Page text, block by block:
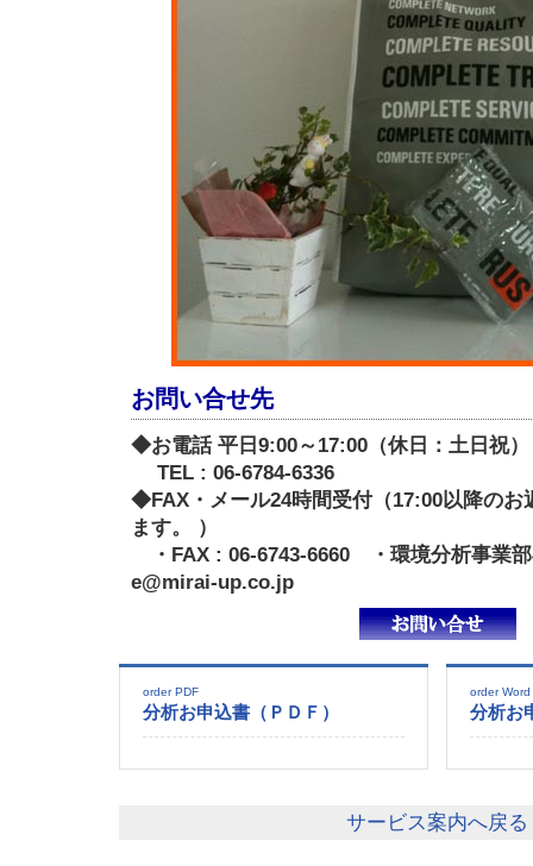
お問い合せ先
◆お電話 平日9:00～17:00（休日：土日祝）
TEL : 06-6784-6336
◆FAX・メール24時間受付（17:00以降のお
ます。 ）
・FAX : 06-6743-6660 ・環境分析事業
e@mirai-up.co.jp
order PDF
分析お申込書（ＰＤＦ）
order Word
分析お
サービス案内へ戻る